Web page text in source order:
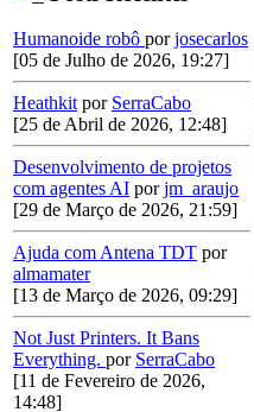
Humanoide robô porjosecarlos
[05 de Julho de 2026, 19:27]
Heathkit por SerraCabo
[25 de Abril de 2026, 12:48]
Desenvolvimento de projetos
com agentes AI porjm_araujo
[29 de Março de 2026, 21:59]
Ajuda com Antena TDT por
almamater
[13 de Março de 2026, 09:29]
Not Just Printers. It Bans
Everything. por SerraCabo
[11 de Fevereiro de 2026,
14:48]